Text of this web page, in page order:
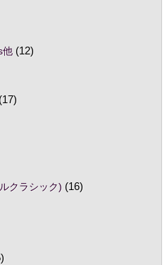
他(12)
(17)
クラシック) (16)